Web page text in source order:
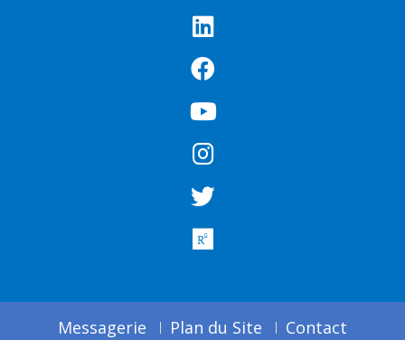
Messagerie Plan du Site Contact